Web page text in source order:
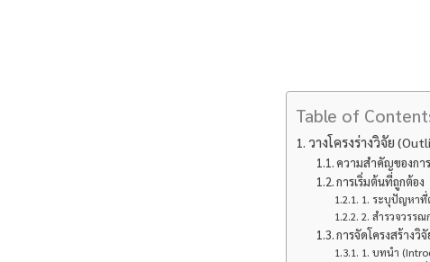
Table of
วางโครงร่างวิจัย
ความสำคัญของการ
การเริ่มต้นที่ถูกต้อง
1. ระบุปัญหาที่
2. สำรวจวรรณ
การจัดโครงสร้างวิจั
1. บทนำ